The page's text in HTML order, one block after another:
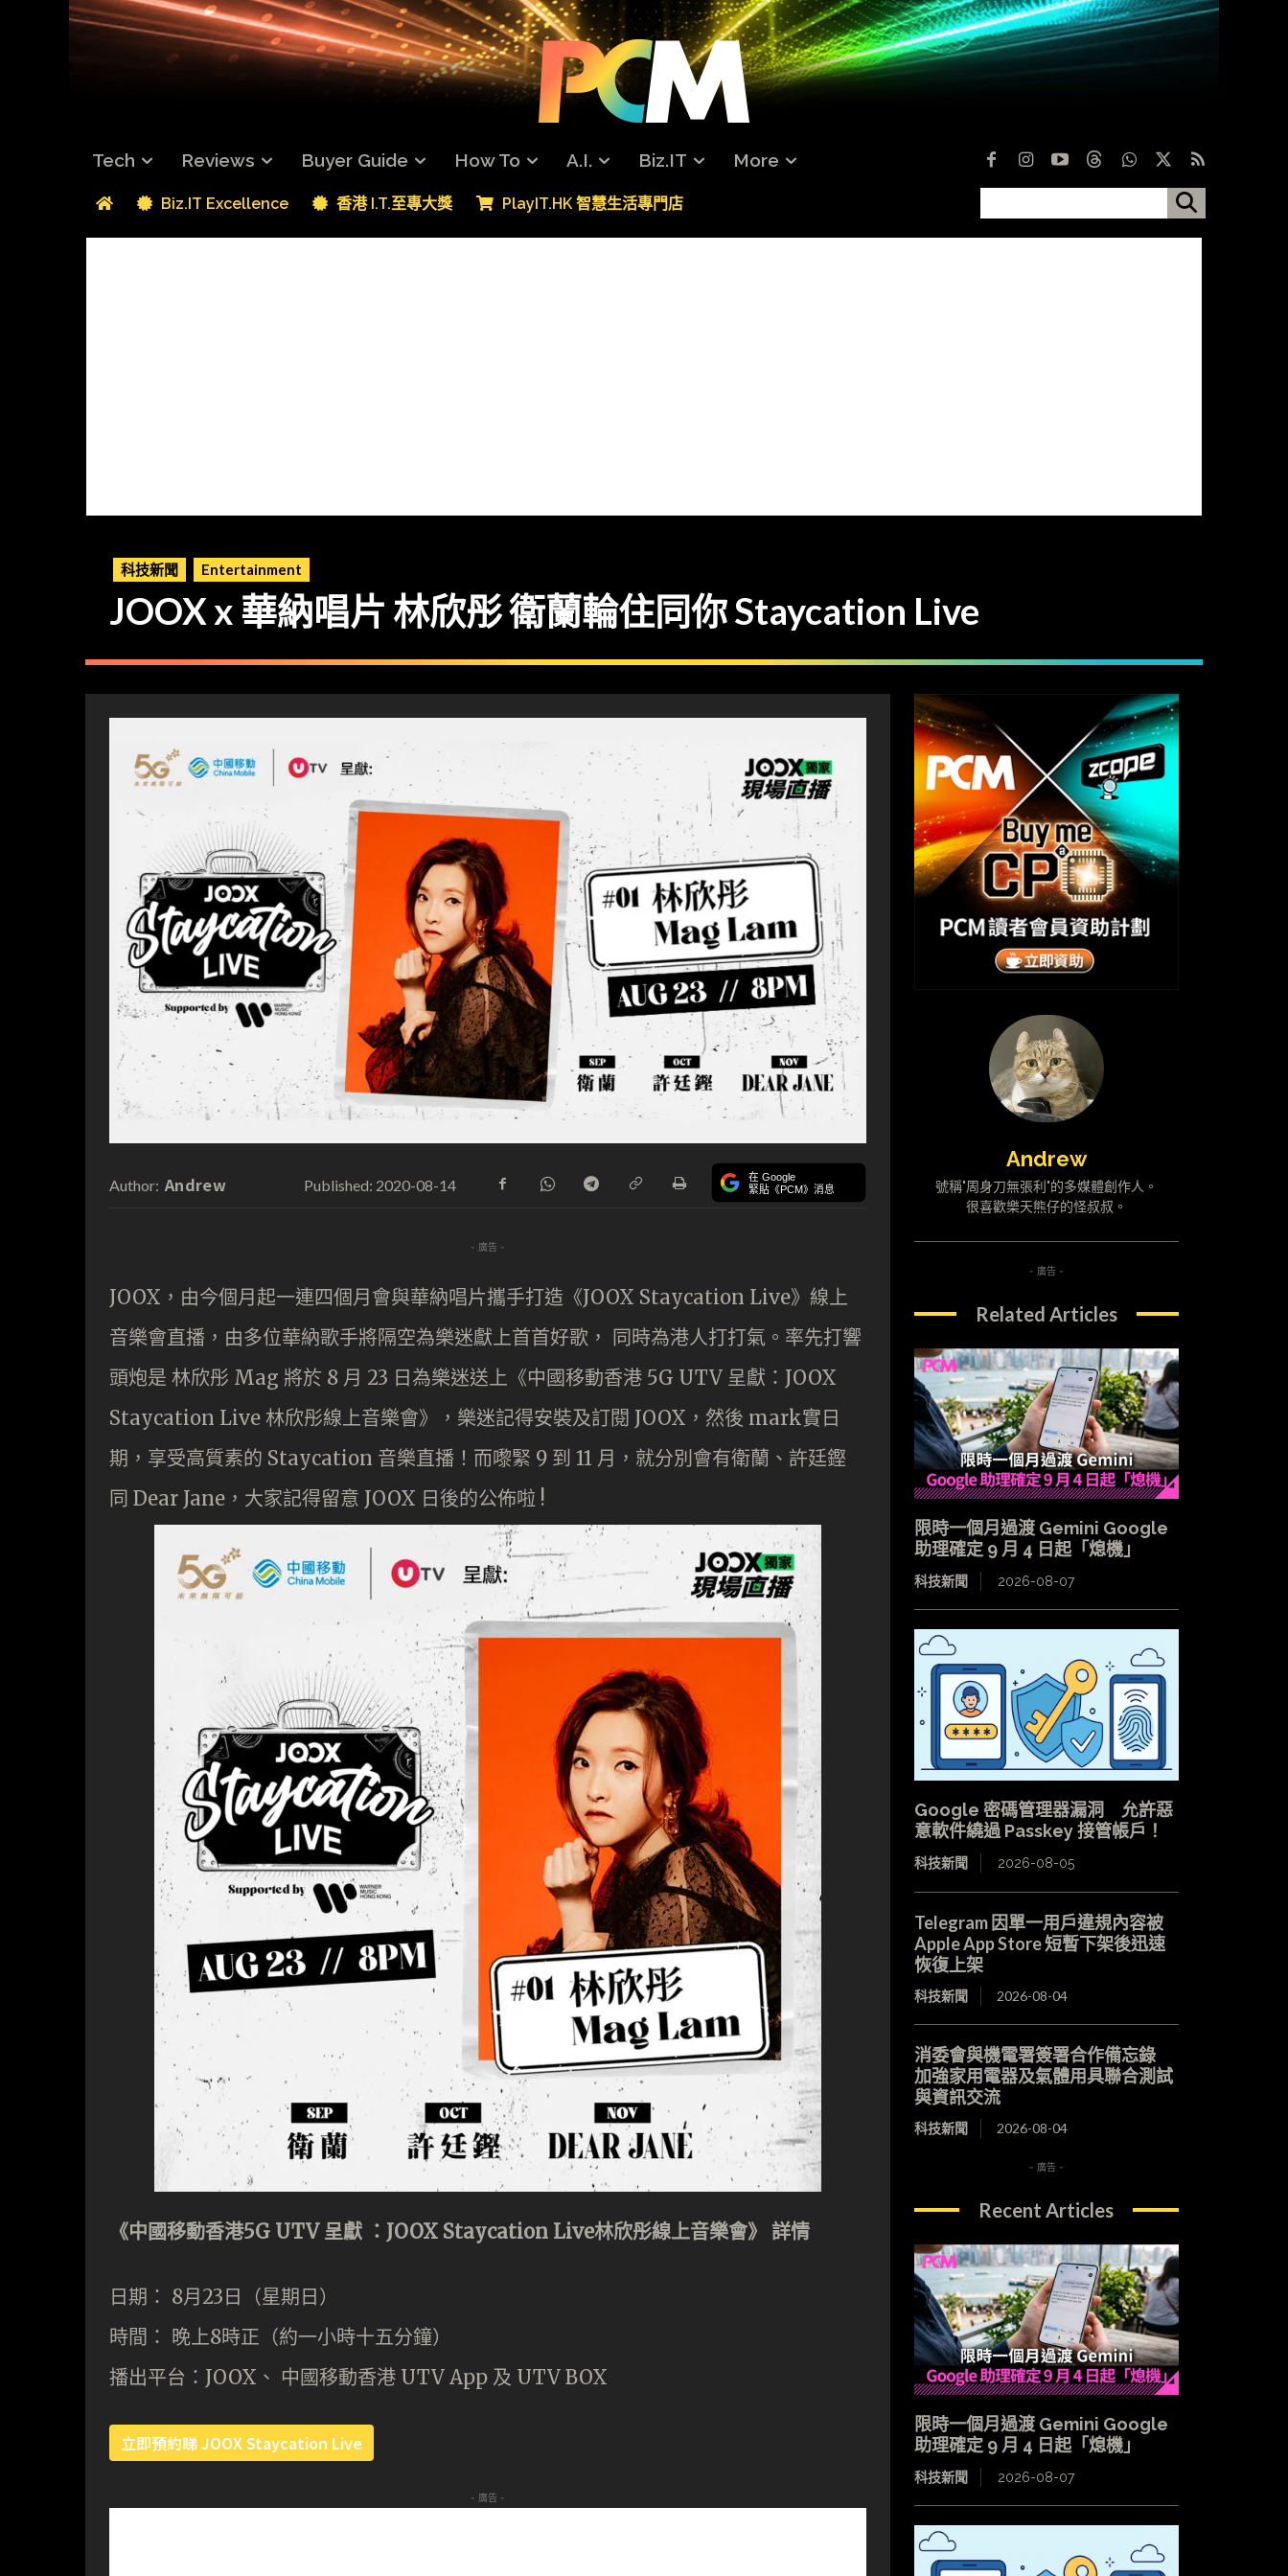
Tech Reviews Buyer Guide How To A.I. Biz.IT More
Biz.IT Excellence 香港 I.T.至專大獎 PlayIT.HK 智慧生活專門店
科技新聞 Entertainment
JOOX x 華納唱片 林欣彤 衛蘭輪住同你 Staycation Live
Author: Andrew Published: 2020-08-14 在 Google
緊貼《PCM》消息
- 廣告 -
JOOX，由今個月起一連四個月會與華納唱片攜手打造《JOOX Staycation Live》線上
音樂會直播，由多位華納歌手將隔空為樂迷獻上首首好歌， 同時為港人打打氣。率先打響
頭炮是 林欣彤 Mag 將於 8 月 23 日為樂迷送上《中國移動香港 5G UTV 呈獻：JOOX
Staycation Live 林欣彤線上音樂會》，樂迷記得安裝及訂閱 JOOX，然後 mark實日
期，享受高質素的 Staycation 音樂直播！而嚟緊 9 到 11 月，就分別會有衛蘭、許廷鏗
同 Dear Jane，大家記得留意 JOOX 日後的公佈啦 !
《中國移動香港5G UTV 呈獻 ： JOOX Staycation Live林欣彤線上音樂會》 詳情
日期： 8月23日（星期日）
時間： 晚上8時正（約一小時十五分鐘）
播出平台：JOOX、 中國移動香港 UTV App 及 UTV BOX
立即預約睇 JOOX Staycation Live
- 廣告 -
Andrew
號稱"周身刀無張利"的多媒體創作人。
很喜歡樂天熊仔的怪叔叔。
- 廣告 -
Related Articles
限時一個月過渡 Gemini Google
助理確定 9 月 4 日起「熄機」
科技新聞 2026-08-07
Google 密碼管理器漏洞 允許惡
意軟件繞過 Passkey 接管帳戶！
科技新聞 2026-08-05
Telegram 因單一用戶違規內容被
Apple App Store 短暫下架後迅速
恢復上架
科技新聞 2026-08-04
消委會與機電署簽署合作備忘錄
加強家用電器及氣體用具聯合測試
與資訊交流
科技新聞 2026-08-04
- 廣告 -
Recent Articles
限時一個月過渡 Gemini Google
助理確定 9 月 4 日起「熄機」
科技新聞 2026-08-07